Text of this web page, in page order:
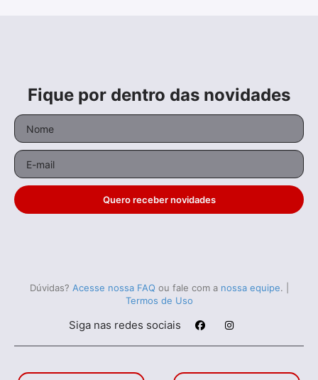
Fique por dentro das novidades
Quero receber novidades
Dúvidas? Acesse nossa FAQ ou fale com a nossa equipe.
Termos de Uso
Siga nas redes sociais